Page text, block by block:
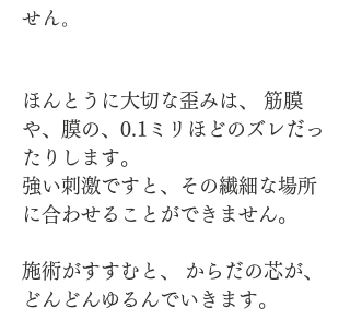
せん。
ほんとうに大切な歪みは、 筋膜
や、膜の、0.1ミリほどのズレだっ
たりします。
強い刺激ですと、その繊細な場所
に合わせることができません。
施術がすすむと、 からだの芯が、
どんどんゆるんでいきます。